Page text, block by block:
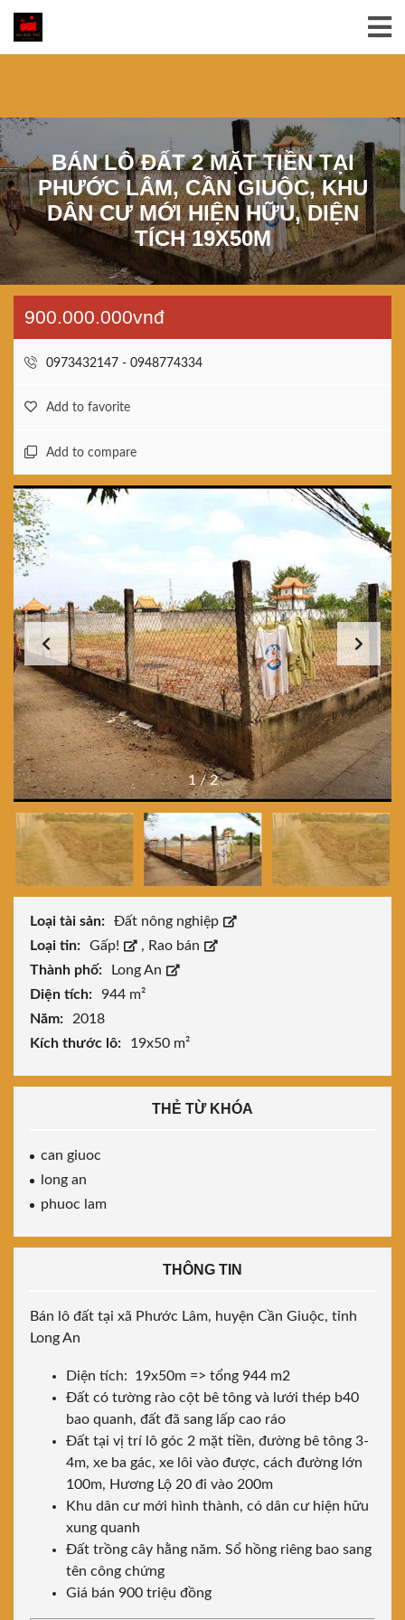
BÁN LÔ ĐẤT 2 MẶT TIỀN TẠI
PHƯỚC LÂM, CẦN GIUỘC, KHU
DÂN CƯ MỚI HIỆN HỮU, DIỆN
TÍCH 19X50M
900.000.000vnđ
0973432147 - 0948774334
Add to favorite
Add to compare
1/2
Loại tài sản:
Đất nông nghiệp
Loại tin:
Gấp! , Rao bán
Thành phố:
Long An
Diện tích:
944 m²
Năm:
2018
Kích thước lô:
19x50 m²
THẺ TỪ KHÓA
can giuoc
long an
phuoc lam
THÔNG TIN
Bán lô đất tại xã Phước Lâm, huyện Cần Giuộc, tỉnh
Long An
Diện tích: 19x50m => tổng 944 m2
Đất có tường rào cột bê tông và lưới thép b40
bao quanh, đất đã sang lấp cao ráo
Đất tại vị trí lô góc 2 mặt tiền, đường bê tông 3-
4m, xe ba gác, xe lôi vào được, cách đường lớn
100m, Hương Lộ 20 đi vào 200m
Khu dân cư mới hình thành, có dân cư hiện hữu
xung quanh
Đất trồng cây hằng năm. Sổ hồng riêng bao sang
tên công chứng
Giá bán 900 triệu đồng